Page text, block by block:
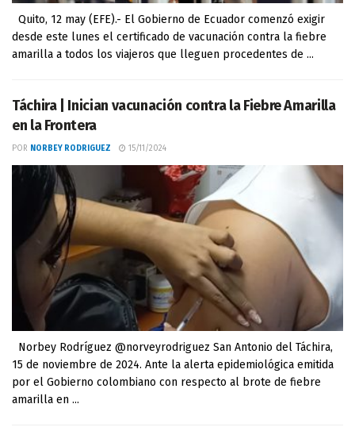
Quito, 12 may (EFE).- El Gobierno de Ecuador comenzó exigir
desde este lunes el certificado de vacunación contra la fiebre
amarilla a todos los viajeros que lleguen procedentes de ...
Táchira | Inician vacunación contra la Fiebre Amarilla
en la Frontera
POR NORBEY RODRIGUEZ 15/11/2024
Norbey Rodríguez @norveyrodriguez San Antonio del Táchira,
15 de noviembre de 2024. Ante la alerta epidemiológica emitida
por el Gobierno colombiano con respecto al brote de fiebre
amarilla en ...